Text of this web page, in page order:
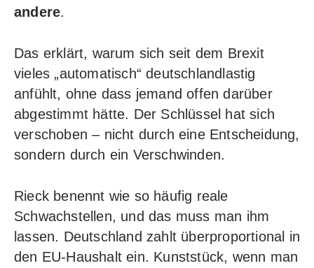
andere.
Das erklärt, warum sich seit dem Brexit
vieles „automatisch“ deutschlandlastig
anfühlt, ohne dass jemand offen darüber
abgestimmt hätte. Der Schlüssel hat sich
verschoben – nicht durch eine Entscheidung,
sondern durch ein Verschwinden.
Rieck benennt wie so häufig reale
Schwachstellen, und das muss man ihm
lassen. Deutschland zahlt überproportional in
den EU-Haushalt ein. Kunststück, wenn man